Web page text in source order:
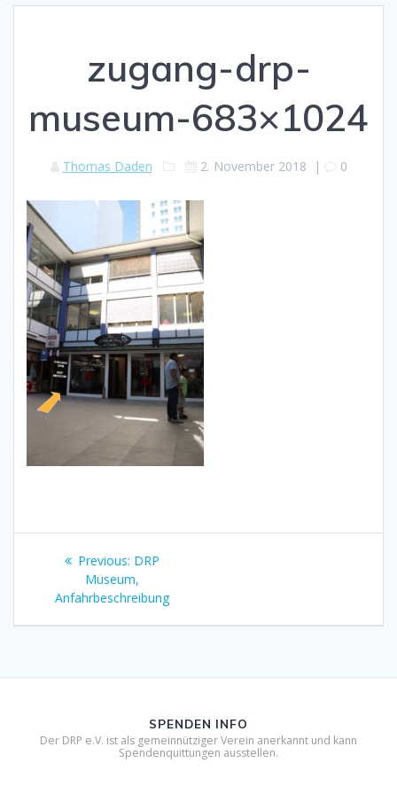
zugang-drp-
museum-683×1024
Thomas Daden 2. November 2018 | 0
Beitragsnavigation
Previous: Previous
post:
DRP
Museum,
Anfahrbeschreibung
SPENDEN INFO
Der DRP e.V. ist als gemeinnütziger Verein anerkannt und kann
Spendenquittungen ausstellen.